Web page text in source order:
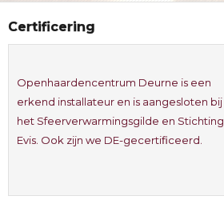
Certificering
Openhaardencentrum Deurne is een
erkend installateur en is aangesloten bij
het Sfeerverwarmingsgilde en Stichting
Evis. Ook zijn we DE-gecertificeerd.